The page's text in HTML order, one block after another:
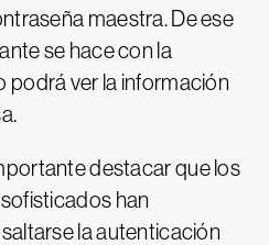
maestra. De ese
se hace con la
podrá ver la información
destacar que los
han
la autenticación